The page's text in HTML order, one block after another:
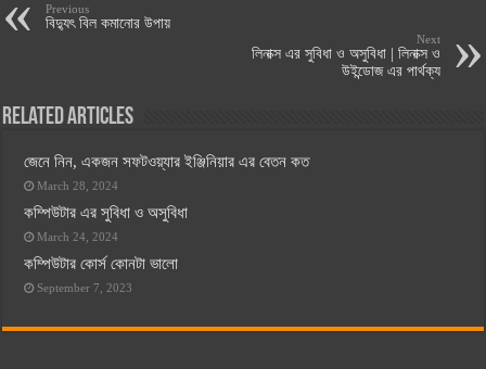
Previous
বিদ্যুৎ বিল কমানোর উপায়
Next
লিনাক্স এর সুবিধা ও অসুবিধা | লিনাক্স ও
উইন্ডোজ এর পার্থক্য
Related Articles
জেনে নিন, একজন সফটওয়্যার ইঞ্জিনিয়ার এর বেতন কত
March 28, 2024
কম্পিউটার এর সুবিধা ও অসুবিধা
March 24, 2024
কম্পিউটার কোর্স কোনটা ভালো
September 7, 2023